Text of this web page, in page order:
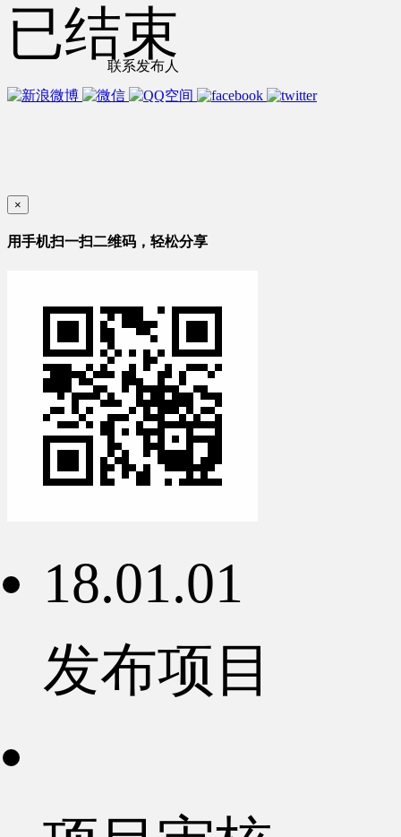
联系发布人
已结束
×
用手机扫一扫二维码，轻松分享
18.01.01
发布项目